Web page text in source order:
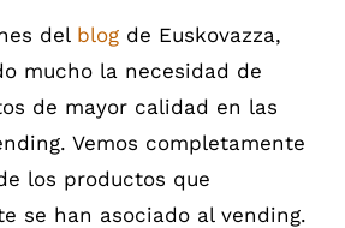
del blogde Euskovazza,
mucho la necesidad de
de mayor calidad en las
Vemos completamente
los productos que
se han asociado al vending.